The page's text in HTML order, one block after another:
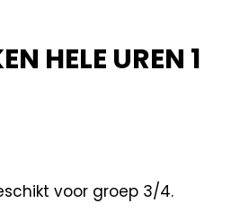
HELE UREN 1
voor groep 3/4.